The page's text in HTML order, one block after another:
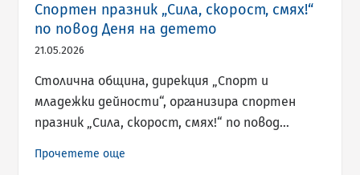
Спортен празник „Сила, скорост, смях!“
по повод Деня на детето
21.05.2026
Столична община, дирекция „Спорт и
младежки дейности“, организира спортен
празник „Сила, скорост, смях!“ по повод…
Прочетете още